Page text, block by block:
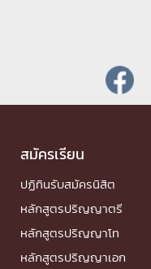
สมัครเรียน
ปฏิทินรับสมัครนิสิต
หลักสูตรปริญญาตรี
หลักสูตรปริญญาโท
หลักสูตรปริญญาเอก